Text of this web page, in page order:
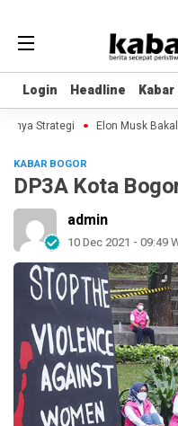
Login Headline
Login Headline
Strategi Elon Musk Bakal
KABAR BOGOR
DP3A Kota
admin
10 Dec 2021 - 09:49